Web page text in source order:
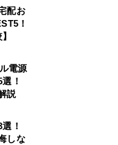
配お
！
電源
選！
説
選！
しな